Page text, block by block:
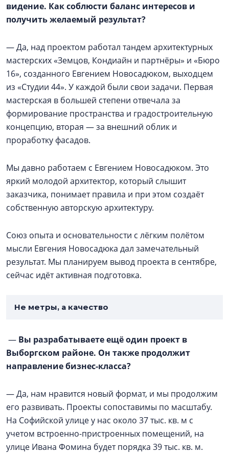
видение. Как соблюсти баланс интересов и
получить желаемый результат?
— Да, над проектом работал тандем архитектурных
мастерских «Земцов, Кондиайн и партнёры» и «Бюро
16», созданного Евгением Новосадюком, выходцем
из «Студии 44». У каждой были свои задачи. Первая
мастерская в большей степени отвечала за
формирование пространства и градостроительную
концепцию, вторая — за внешний облик и
проработку фасадов.
Мы давно работаем с Евгением Новосадюком. Это
яркий молодой архитектор, который слышит
заказчика, понимает правила и при этом создаёт
собственную авторскую архитектуру.
Союз опыта и основательности с лёгким полётом
мысли Евгения Новосадюка дал замечательный
результат. Мы планируем вывод проекта в сентябре,
сейчас идёт активная подготовка.
Не метры, а качество
— Вы разрабатываете ещё один проект в
Выборгском районе. Он также продолжит
направление бизнес-класса?
— Да, нам нравится новый формат, и мы продолжим
его развивать. Проекты сопоставимы по масштабу.
На Софийской улице у нас около 37 тыс. кв. м с
учетом встроенно-пристроенных помещений, на
улице Ивана Фомина будет порядка 39 тыс. кв. м.